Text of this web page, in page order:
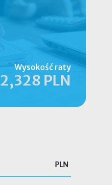
Wysokość raty
2,328 PLN
PLN